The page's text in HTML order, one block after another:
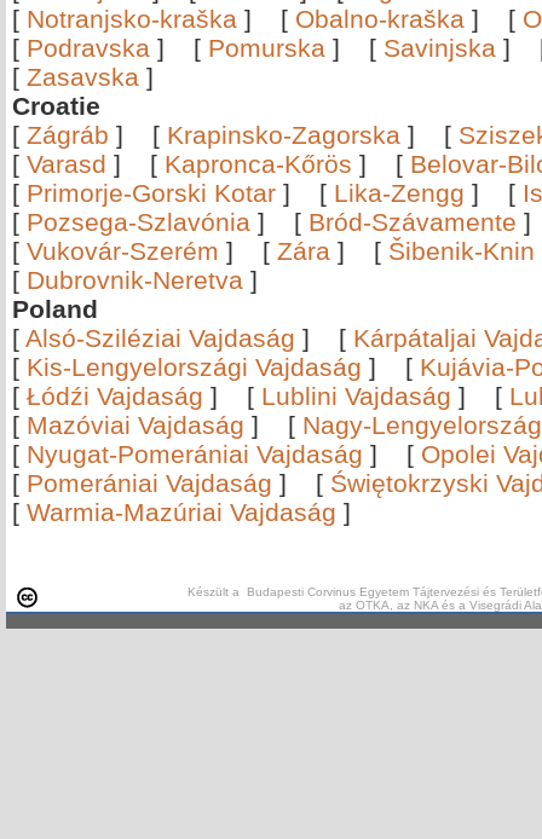
[ Notranjsko-kraška ] [ Obalno-kraška ] [
[ Podravska ] [ Pomurska ] [ Savinjska ]
[ Zasavska ]
Croatie
[ Zágráb ] [ Krapinsko-Zagorska ] [
[ Varasd ] [ Kapronca-Kőrös ] [ Belovar-
[ Primorje-Gorski Kotar ] [ Lika-Zengg ] [
[ Pozsega-Szlavónia ] [ Bród-Szávamente
[ Vukovár-Szerém ] [ Zára ] [ Šibenik-Knin
[ Dubrovnik-Neretva ]
Poland
[ Alsó-Sziléziai Vajdaság ] [ Kárpátaljai
[ Kis-Lengyelországi Vajdaság ] [ Kujávia-
[ Łódźi Vajdaság ] [ Lublini Vajdaság ] [
[ Mazóviai Vajdaság ] [ Nagy-
[ Nyugat-Pomerániai Vajdaság ] [ Opolei
[ Pomerániai Vajdaság ] [ Świętokrzyski
[ Warmia-Mazúriai Vajdaság ]
Készült a Budapesti Corvinus Egyetem Tájtervezési és
az OTKA, az NKA és a Visegrádi